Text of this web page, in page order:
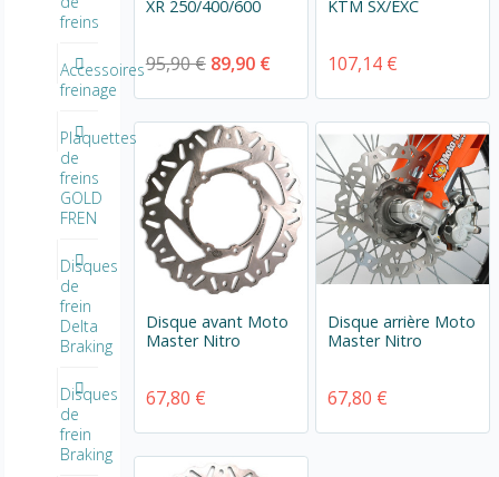
XR 250/400/600
95,90 € 89,90 €
KTM SX/EXC
107,14 €
Disque avant Moto
Master Nitro
67,80 €
Disque arrière Moto
Master Nitro
67,80 €
freins
Accessoires
freinage
Plaquettes
de
freins
GOLD
FREN
Disques
de
frein
Delta
Braking
Disques
de
frein
Braking